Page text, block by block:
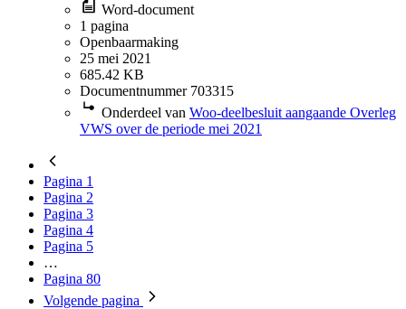
Word-document
1 pagina
Openbaarmaking
25 mei 2021
685.42 KB
Documentnummer 703315
Onderdeel van Woo-deelbesluit aangaande Overleg
VWS over de periode mei 2021
Pagina 1
Pagina 2
Pagina 3
Pagina 4
Pagina 5
…
Pagina 80
Volgende pagina